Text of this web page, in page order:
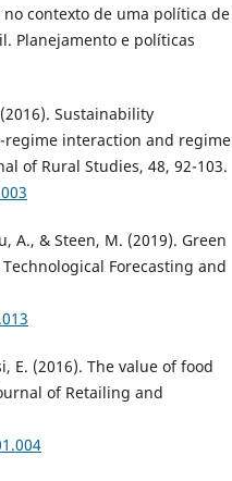
contexto de uma política de
Planejamento e políticas
Sustainability
interaction and regime
of Rural Studies, 48, 92-103.
A., & Steen, M. (2019). Green
Forecasting and
E. (2016). The value of food
of Retailing and